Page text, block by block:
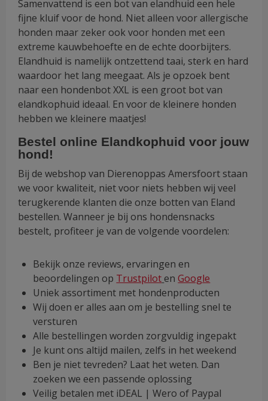
Samenvattend is een bot van elandhuid een hele
fijne kluif voor de hond. Niet alleen voor allergische
honden maar zeker ook voor honden met een
extreme kauwbehoefte en de echte doorbijters.
Elandhuid is namelijk ontzettend taai, sterk en hard
waardoor het lang meegaat. Als je opzoek bent
naar een hondenbot XXL is een groot bot van
elandkophuid ideaal. En voor de kleinere honden
hebben we kleinere maatjes!
Bestel online Elandkophuid voor jouw
hond!
Bij de webshop van Dierenoppas Amersfoort staan
we voor kwaliteit, niet voor niets hebben wij veel
terugkerende klanten die onze botten van Eland
bestellen. Wanneer je bij ons hondensnacks
bestelt, profiteer je van de volgende voordelen:
Bekijk onze reviews, ervaringen en
beoordelingen op TrustpilotenGoogle
Uniek assortiment met hondenproducten
Wij doen er alles aan om je bestelling snel te
versturen
Alle bestellingen worden zorgvuldig ingepakt
Je kunt ons altijd mailen, zelfs in het weekend
Ben je niet tevreden? Laat het weten. Dan
zoeken we een passende oplossing
Veilig betalen met iDEAL | Wero of Paypal